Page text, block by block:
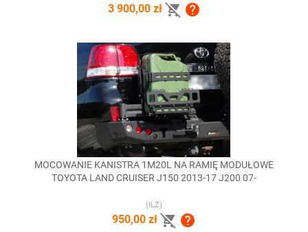
3 900,00 zł  
MOCOWANIE KANISTRA 1M20L NA RAMIĘ MODUŁOWE
TOYOTA LAND CRUISER J150 2013-17 J200 07-
(ILZ)
950,00 zł  